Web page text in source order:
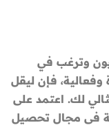
وترغب في
فإن ليقل
لك. اعتمد على
في مجال تحصيل